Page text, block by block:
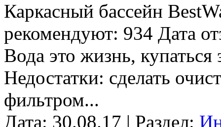
Каркасный бассейн
рекомендуют: 934 Дата
Вода это жизнь, купаться
Недостатки: сделать
фильтром...
Дата: 30.08.17 | Раздел: